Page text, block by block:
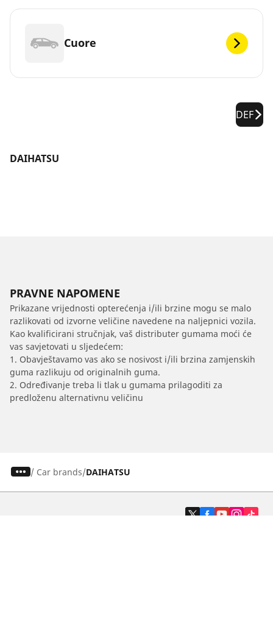
Cuore
DEF
DAIHATSU
PRAVNE NAPOMENE
Prikazane vrijednosti opterećenja i/ili brzine mogu se malo
razlikovati od izvorne veličine navedene na naljepnici vozila.
Kao kvalificirani stručnjak, vaš distributer gumama moći će
vas savjetovati u sljedećem:
1. Obavještavamo vas ako se nosivost i/ili brzina zamjenskih
guma razlikuju od originalnih guma.
2. Određivanje treba li tlak u gumama prilagoditi za
predloženu alternativnu veličinu
/ Car brands DAIHATSU